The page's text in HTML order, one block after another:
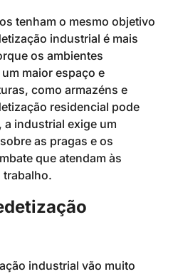
tenham o mesmo objetivo
industrial é mais
os ambientes
maior espaço e
como armazéns e
residencial pode
industrial exige um
as pragas e os
que atendam às
trabalho.
industrial vão muito